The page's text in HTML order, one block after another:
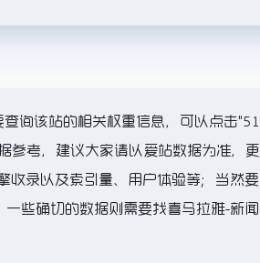
询该站的相关权重信息，可以点击"
参考，建议大家请以爱站数据为准，
收录以及索引量、用户体验等；当然
些确切的数据则需要找喜马拉雅-新